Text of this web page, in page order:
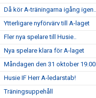
Då kör A-träningarna igång igen..
Ytterligare nyförvärv till A-laget
Fler nya spelare till Husie..
Nya spelare klara för A-laget
Måndagen den 31 oktober 19.00..
Husie IF Herr A-ledarstab!
Träningsuppehåll